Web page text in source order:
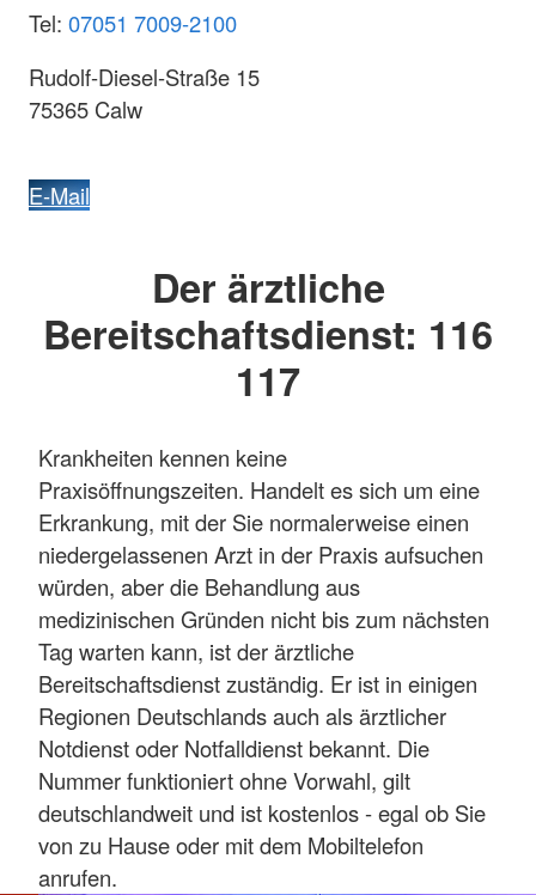
Tel: 07051 7009-2100
Rudolf-Diesel-Straße 15
75365 Calw
E-Mail
Der ärztliche
Bereitschaftsdienst: 116
117
Krankheiten kennen keine
Praxisöffnungszeiten. Handelt es sich um eine
Erkrankung, mit der Sie normalerweise einen
niedergelassenen Arzt in der Praxis aufsuchen
würden, aber die Behandlung aus
medizinischen Gründen nicht bis zum nächsten
Tag warten kann, ist der ärztliche
Bereitschaftsdienst zuständig. Er ist in einigen
Regionen Deutschlands auch als ärztlicher
Notdienst oder Notfalldienst bekannt. Die
Nummer funktioniert ohne Vorwahl, gilt
deutschlandweit und ist kostenlos - egal ob Sie
von zu Hause oder mit dem Mobiltelefon
anrufen.